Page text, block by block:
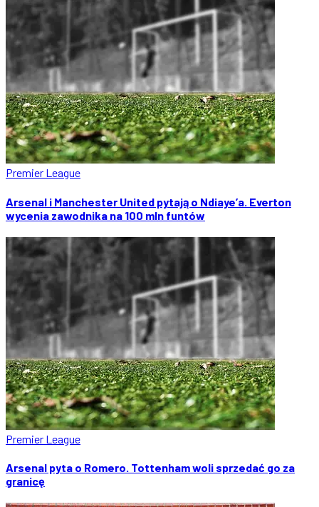
Premier League
Arsenal i Manchester United pytają o Ndiaye’a. Everton
wycenia zawodnika na 100 mln funtów
Premier League
Arsenal pyta o Romero. Tottenham woli sprzedać go za
granicę